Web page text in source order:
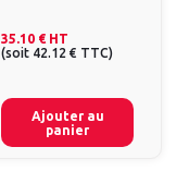
35.10 € HT
(soit 42.12 € TTC)
Ajouter au
panier